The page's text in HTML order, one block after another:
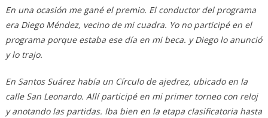
En una ocasión me gané el premio. El conductor del programa
era Diego Méndez, vecino de mi cuadra. Yo no participé en el
programa porque estaba ese día en mi beca. y Diego lo anunció
y lo trajo.
En Santos Suárez había un Círculo de ajedrez, ubicado en la
calle San Leonardo. Allí participé en mi primer torneo con reloj
y anotando las partidas. Iba bien en la etapa clasificatoria hasta